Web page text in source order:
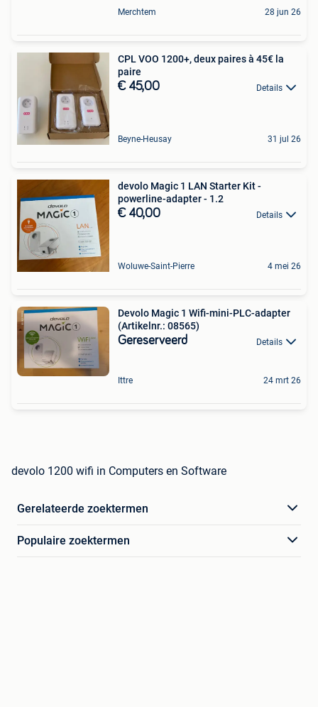
Merchtem 28 jun 26
CPL VOO 1200+, deux paires à 45€ la
paire
€ 45,00 Details
Beyne-Heusay 31 jul 26
devolo Magic 1 LAN Starter Kit -
powerline-adapter - 1.2
€ 40,00 Details
Woluwe-Saint-Pierre 4 mei 26
Devolo Magic 1 Wifi-mini-PLC-adapter
(Artikelnr.: 08565)
Gereserveerd Details
Ittre 24 mrt 26
devolo 1200 wifi in Computers en Software
Gerelateerde zoektermen
Populaire zoektermen